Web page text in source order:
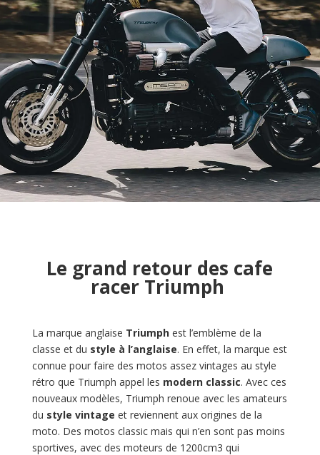
Le grand retour des cafe
racer Triumph
La marque anglaise Triumphest l’emblème de la
classe et du style à l’anglaise. En effet, la marque est
connue pour faire des motos assez vintages au style
rétro que Triumph appel les modern classic. Avec ces
nouveaux modèles, Triumph renoue avec les amateurs
du style vintage et reviennent aux origines de la
moto. Des motos classic mais qui n’en sont pas moins
sportives, avec des moteurs de 1200cm3 qui